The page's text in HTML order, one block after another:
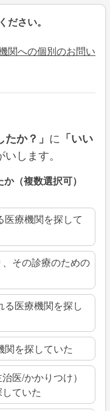
ださい。
関への個別のお問い
か？」 に 「いい
します。
（複数選択可）
医療機関を探して
その診療のための
る医療機関を探し
関を探していた
医/かかりつけ）
ていた